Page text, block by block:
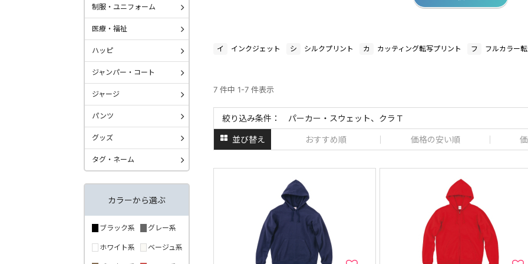
イ インクジェット シ シルクプリント カ カッティング転写プリント フ フルカラー
7 件中 1-7 件表示
絞り込み条件： パーカー・スウェット、クラＴ
並び替え おすすめ順 価格の安い順
制服・ユニフォーム
医療・福祉
ハッピ
ジャンパー・コート
ジャージ
パンツ
グッズ
タグ・ネーム
カラーから選ぶ
ブラック系 グレー系
ホワイト系 ベージュ系